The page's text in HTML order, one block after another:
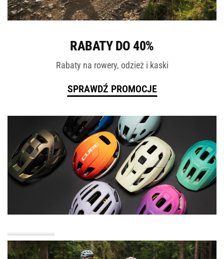
RABATY DO 40%
Rabaty na rowery, odzież i kaski
SPRAWDŹ PROMOCJE